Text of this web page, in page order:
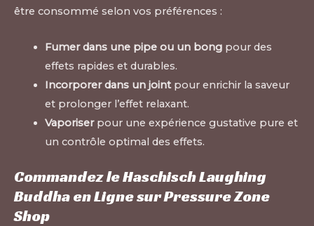
être consommé selon vos préférences :
Fumer dans une pipe ou un bongpour des
effets rapides et durables.
Incorporer dans un jointpour enrichir la saveur
et prolonger l’effet relaxant.
Vaporiserpour une expérience gustative pure et
un contrôle optimal des effets.
Commandez le Haschisch Laughing
Buddha en Ligne sur Pressure Zone
Shop